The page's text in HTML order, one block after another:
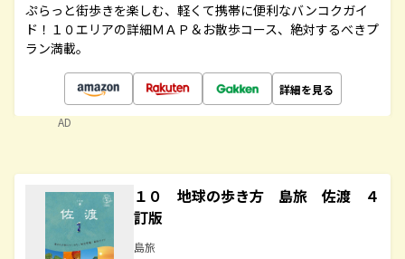
ぷらっと街歩きを楽しむ、軽くて携帯に便利なバンコクガイ
ド！１０エリアの詳細ＭＡＰ＆お散歩コース、絶対するべきプ
ラン満載。
詳細を見る
AD
１０ 地球の歩き方 島旅 佐渡 ４
訂版
島旅